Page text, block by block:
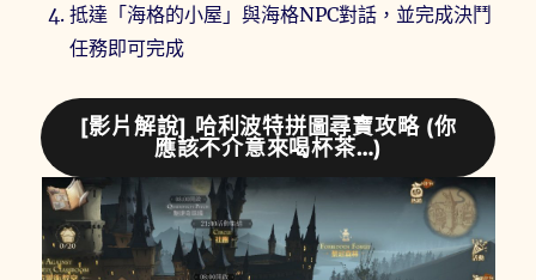
抵達「海格的小屋」與海格NPC對話，並完成決鬥
任務即可完成
[影片解說] 哈利波特拼圖尋寶攻略 (你
應該不介意來喝杯茶…)